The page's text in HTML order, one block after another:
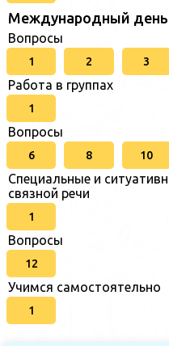
Международный день
Вопросы
1 2 3
Работа в группах
1
Вопросы
6 8 10
Специальные и
связной речи
1
Вопросы
12
Учимся самостоятельно
1